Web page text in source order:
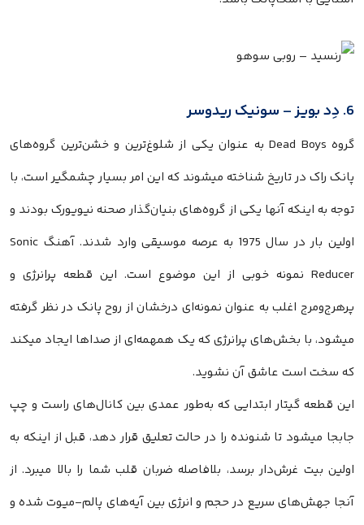
6. دِد بویز – سونیک ریدوسر
گروه Dead Boys به عنوان یکی از شلوغ‌ترین و خشن‌ترین گروه‌های
پانک راک در تاریخ شناخته میشوند که این امر بسیار چشمگیر است، با
توجه به اینکه آنها یکی از گروه‌های بنیان‌گذار صحنه نیویورک بودند و
اولین بار در سال 1975 به عرصه موسیقی وارد شدند. آهنگ Sonic
Reducer نمونه خوبی از این موضوع است. این قطعه پرانرژی و
پرهرج‌ومرج اغلب به عنوان نمونه‌ای درخشان از روح پانک در نظر گرفته
میشود، با بخش‌های پرانرژی که یک همهمه‌ای از صداها ایجاد میکند
که سخت است عاشق آن نشوید.
این قطعه گیتار ابتدایی که به‌طور عمدی بین کانال‌های راست و چپ
جابجا میشود تا شنونده را در حالت تعلیق قرار دهد، قبل از اینکه به
اولین بیت غرش‌دار برسد، بلافاصله ضربان قلب شما را بالا میبرد. از
آنجا جهش‌های سریع در حجم و انرژی بین آیه‌های پالم-میوت شده و